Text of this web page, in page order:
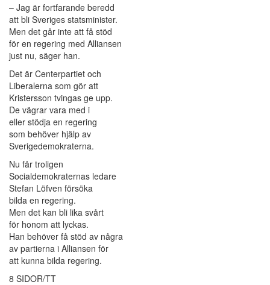
– Jag är fortfarande beredd
att bli Sveriges statsminister.
Men det går inte att få stöd
för en regering med Alliansen
just nu, säger han.
Det är Centerpartiet och
Liberalerna som gör att
Kristersson tvingas ge upp.
De vägrar vara med i
eller stödja en regering
som behöver hjälp av
Sverigedemokraterna.
Nu får troligen
Socialdemokraternas ledare
Stefan Löfven försöka
bilda en regering.
Men det kan bli lika svårt
för honom att lyckas.
Han behöver få stöd av några
av partierna i Alliansen för
att kunna bilda regering.
8 SIDOR/TT